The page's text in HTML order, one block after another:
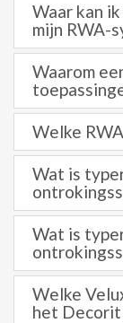
Waar kan
mijn RWA-
Waarom
Welke
Wat is
Wat is
Welke
het Decorit